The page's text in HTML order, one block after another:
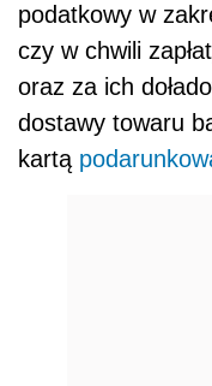
podatkowy w
czy w chwili
oraz za ich
dostawy towaru
kartą